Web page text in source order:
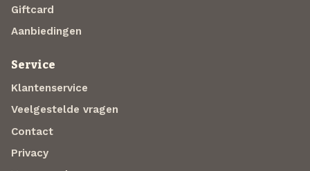
Giftcard
Aanbiedingen
Service
Klantenservice
Veelgestelde vragen
Contact
Privacy